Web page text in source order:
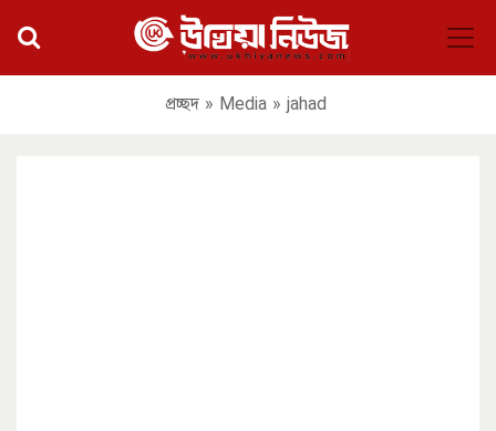
প্রচ্ছদ » Media » jahad